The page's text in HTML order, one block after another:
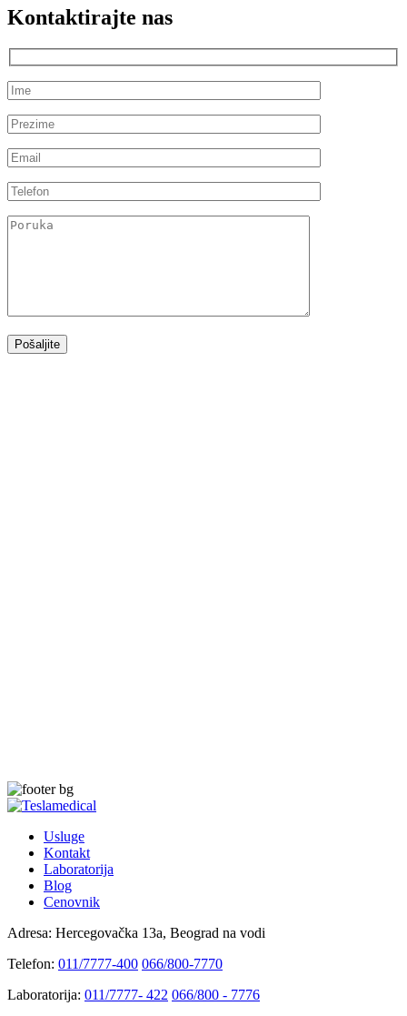
Kontaktirajte nas
Usluge
Kontakt
Laboratorija
Blog
Cenovnik
Adresa: Hercegovačka 13a, Beograd na vodi
Telefon: 011/7777-400 066/800-7770
Laboratorija: 011/7777- 422 066/800 - 7776